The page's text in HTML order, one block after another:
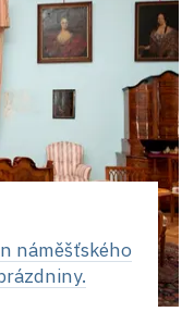
náměšťského